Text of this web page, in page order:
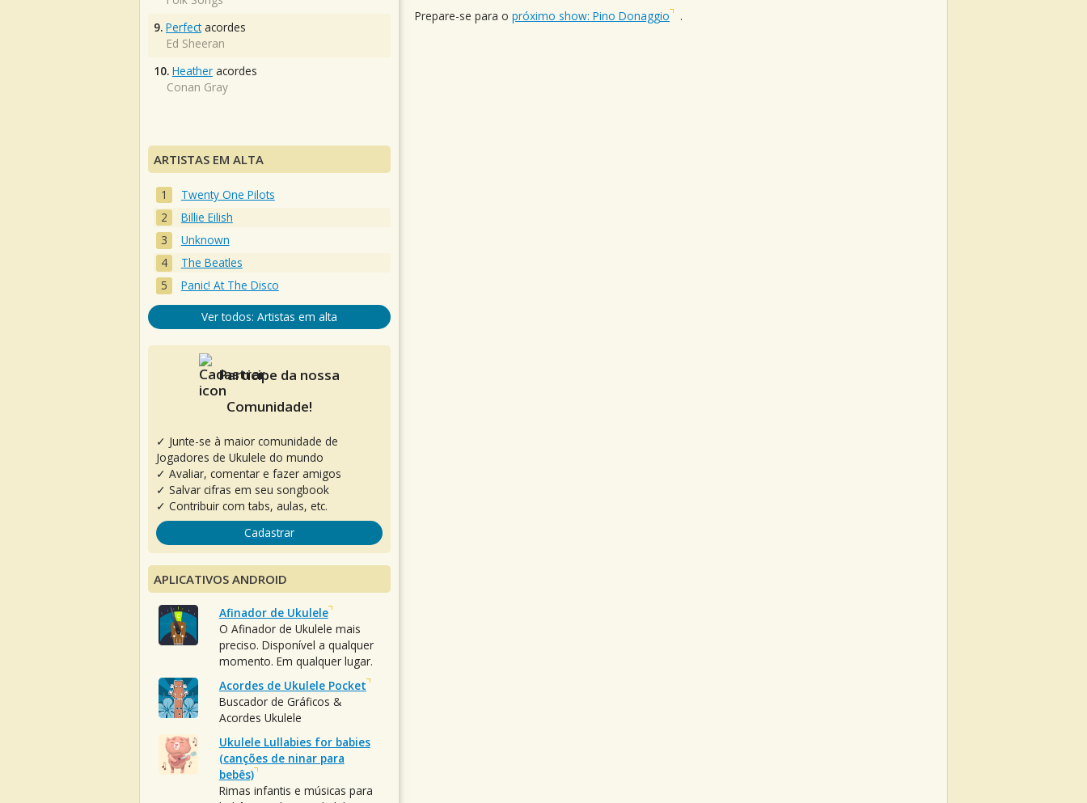
Prepare-se para o próximo show: Pino Donaggio .
9. Perfectacordes
Ed Sheeran
10. Heather acordes
Conan Gray
ARTISTAS EM ALTA
Twenty One Pilots
Billie Eilish
Unknown
The Beatles
Panic! At The Disco
Ver todos: Artistas em alta
Participe da nossa
Comunidade!
✓ Junte-se à maior comunidade de
Jogadores de Ukulele do mundo
✓ Avaliar, comentar e fazer amigos
✓ Salvar cifras em seu songbook
✓ Contribuir com tabs, aulas, etc.
Cadastrar
APLICATIVOS ANDROID
Afinador de Ukulele
O Afinador de Ukulele mais
preciso. Disponível a qualquer
momento. Em qualquer lugar.
Acordes de Ukulele Pocket
Buscador de Gráficos &
Acordes Ukulele
Ukulele Lullabies for babies
(canções de ninar para
bebês)
Rimas infantis e músicas para